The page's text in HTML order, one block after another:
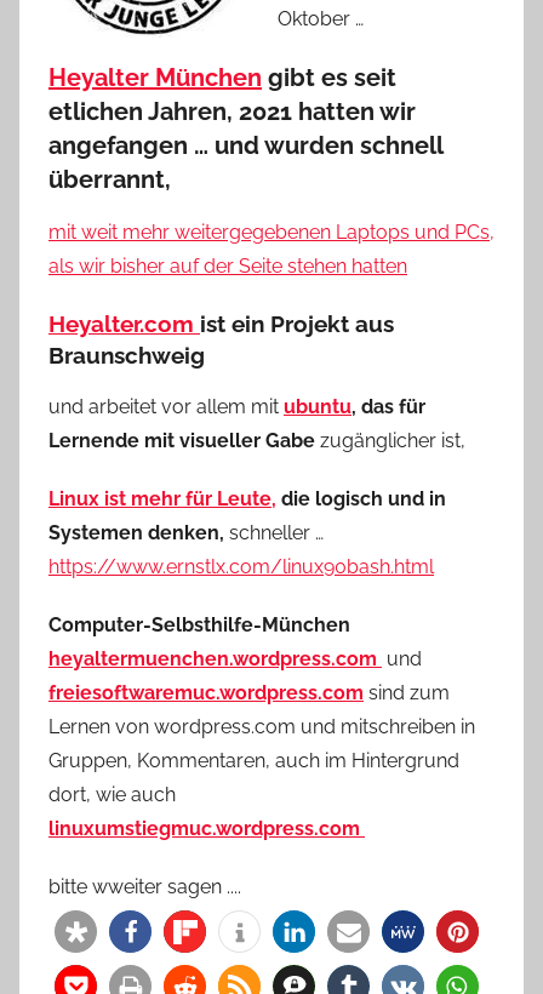
Oktober …
Heyalter München gibt es seit
etlichen Jahren, 2021 hatten wir
angefangen … und wurden schnell
überrannt,
mit weit mehr weitergegebenen Laptops und PCs,
als wir bisher auf der Seite stehen hatten
Heyalter.com ist ein Projekt aus
Braunschweig
und arbeitet vor allem mit ubuntu, das für
Lernende mit visueller Gabe zugänglicher ist,
Linux ist mehr für Leute, die logisch und in
Systemen denken, schneller …
https://www.ernstlx.com/linux90bash.html
Computer-Selbsthilfe-München
heyaltermuenchen.wordpress.com und
freiesoftwaremuc.wordpress.com sind zum
Lernen von wordpress.com und mitschreiben in
Gruppen, Kommentaren, auch im Hintergrund
dort, wie auch
linuxumstiegmuc.wordpress.com
bitte wweiter sagen ....